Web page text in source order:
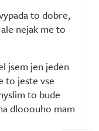
to dobre,
nejak me to
jsem jen jeden
to jeste vse
to bude
dlooouho mam